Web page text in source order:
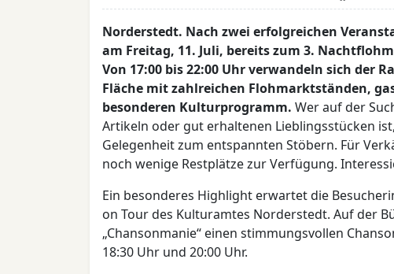
Norderstedt. Nach zwei erfolgreichen
am Freitag, 11. Juli, bereits zum 3.
Von 17:00 bis 22:00 Uhr verwandeln sich der
Fläche mit zahlreichen Flohmarktständen,
besonderen Kulturprogramm. Wer auf der
Artikeln oder gut erhaltenen Lieblingsstücken
Gelegenheit zum entspannten Stöbern. Für
noch wenige Restplätze zur Verfügung.
Ein besonderes Highlight erwartet die
on Tour des Kulturamtes Norderstedt. Auf der
„Chansonmanie“ einen stimmungsvollen
18:30 Uhr und 20:00 Uhr.